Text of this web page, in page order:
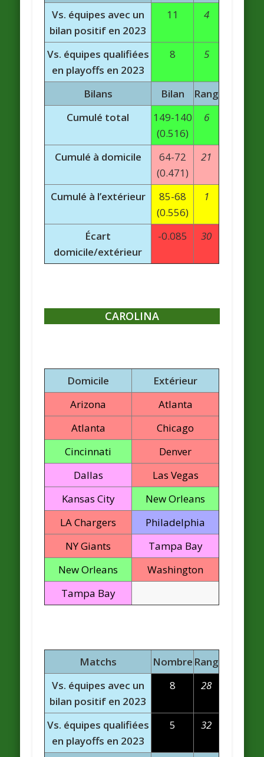
Vs. équipes avec un
bilan positif en 2023
11 4
Vs. équipes qualifiées
en playoffs en 2023
8 5
Bilans Bilan
Rang
Cumulé total
149-140
(0.516)
6
Cumulé à domicile
64-72
(0.471)
21
Cumulé à l’extérieur
85-68
(0.556)
1
Écart
domicile/extérieur
-0.085 30
CAROLINA
Domicile
Extérieur
Arizona
Atlanta
Atlanta
Chicago
Cincinnati
Denver
Dallas
Las Vegas
Kansas City
New Orleans
LA Chargers
Philadelphia
NY Giants
Tampa Bay
New Orleans
Washington
Tampa Bay
Matchs Nombre Rang
Vs. équipes avec un
bilan positif en 2023
8 28
Vs. équipes qualifiées
en playoffs en 2023
5 32